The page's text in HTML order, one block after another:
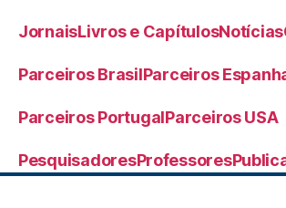
JornaisLivros e CapítulosNotícias
Parceiros BrasilParceiros
Parceiros PortugalParceiros USA
PesquisadoresProfessores